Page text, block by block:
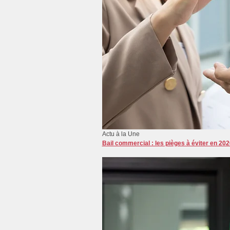
Actu à la Une
Bail commercial : les pièges à éviter en